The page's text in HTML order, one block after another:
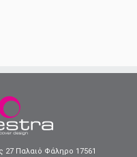
Παλαιό Φάληρο 17561